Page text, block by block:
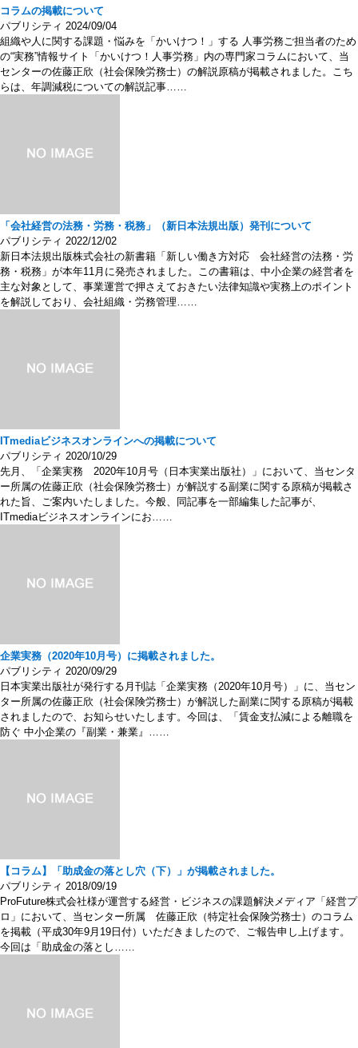
コラムの掲載について
パブリシティ 2024/09/04
組織や人に関する課題・悩みを「かいけつ！」する 人事労務ご担当者のため
の“実務”情報サイト「かいけつ！人事労務」内の専門家コラムにおいて、当
センターの佐藤正欣（社会保険労務士）の解説原稿が掲載されました。こち
らは、年調減税についての解説記事……
「会社経営の法務・労務・税務」（新日本法規出版）発刊について
パブリシティ 2022/12/02
新日本法規出版株式会社の新書籍「新しい働き方対応 会社経営の法務・労
務・税務」が本年11月に発売されました。この書籍は、中小企業の経営者を
主な対象として、事業運営で押さえておきたい法律知識や実務上のポイント
を解説しており、会社組織・労務管理……
ITmediaビジネスオンラインへの掲載について
パブリシティ 2020/10/29
先月、「企業実務 2020年10月号（日本実業出版社）」において、当センタ
ー所属の佐藤正欣（社会保険労務士）が解説する副業に関する原稿が掲載さ
れた旨、ご案内いたしました。今般、同記事を一部編集した記事が、
ITmediaビジネスオンラインにお……
企業実務（2020年10月号）に掲載されました。
パブリシティ 2020/09/29
日本実業出版社が発行する月刊誌「企業実務（2020年10月号）」に、当セン
ター所属の佐藤正欣（社会保険労務士）が解説した副業に関する原稿が掲載
されましたので、お知らせいたします。今回は、「賃金支払減による離職を
防ぐ 中小企業の『副業・兼業』……
【コラム】「助成金の落とし穴（下）」が掲載されました。
パブリシティ 2018/09/19
ProFuture株式会社様が運営する経営・ビジネスの課題解決メディア「経営プ
ロ」において、当センター所属 佐藤正欣（特定社会保険労務士）のコラム
を掲載（平成30年9月19日付）いただきましたので、ご報告申し上げます。
今回は「助成金の落とし……